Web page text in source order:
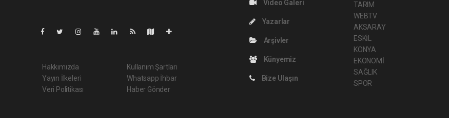
Hakkımızda
Yayın İlkeleri
Veri Politikası
Kullanım Şartları
Whatsapp İhbar
Haber Gönder
Video Galeri
Yazarlar
Arşivler
Künyemiz
Bize Ulaşın
TARIM
WEBTV
AKSARAY
ESKİL
KONYA
EKONOMİ
SAĞLIK
SPOR